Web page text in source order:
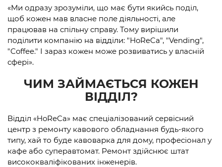
«Ми одразу зрозуміли, що має бути якийсь поділ,
щоб кожен мав власне поле діяльності, але
працював на спільну справу. Тому вирішили
поділити компанію на відділи: "HoReCa", "Vending",
"Coffee." І зараз кожен може розвиватись у власній
сфері».
ЧИМ ЗАЙМАЄТЬСЯ КОЖЕН
ВІДДІЛ?
Відділ «HoReCa» має спеціалізований сервісний
центр з ремонту кавового обладнання будь-якого
типу, хай то буде кавоварка для дому, професіонал у
кафе або суперавтомат. Ремонт здійснює штат
висококваліфікованих інженерів.